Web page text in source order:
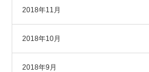
2018年11月
2018年10月
2018年9月